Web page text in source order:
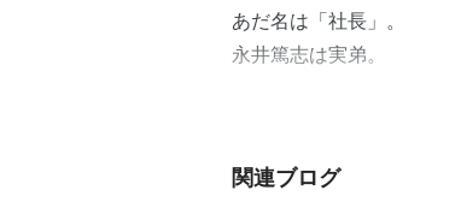
あだ名は「社長」。
永井篤志は実弟。
-1987
関連ブログ